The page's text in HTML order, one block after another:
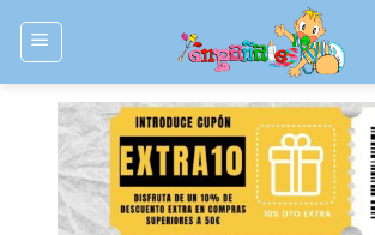
contenido